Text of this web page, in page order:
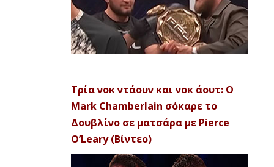
Τρία νοκ ντάουν και νοκ άουτ: Ο
Mark Chamberlain σόκαρε το
Δουβλίνο σε ματσάρα με Pierce
O’Leary (Βίντεο)